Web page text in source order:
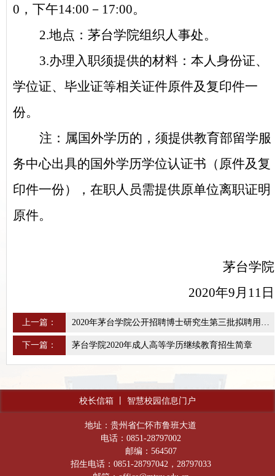
0，下午14:00－17:00。
2.地点：茅台学院组织人事处。
3.办理入职须提供的材料：本人身份证、
学位证、毕业证等相关证件原件及复印件一
份。
注：属国外学历的，须提供教育部留学服
务中心出具的国外学历学位认证书（原件及复
印件一份），在职人员需提供原单位离职证明
原件。
茅台学院
2020年9月11日
上一篇： 2020年茅台学院公开招聘博士研究生第三批拟聘用人员公示
下一篇： 茅台学院2020年成人高等学历继续教育招生简章
校长信箱 智慧校园信息门户
地址：贵州省仁怀市鲁班大道
电话：0851-28797002
邮编：564507
招生电话：0851-28797042，28797033